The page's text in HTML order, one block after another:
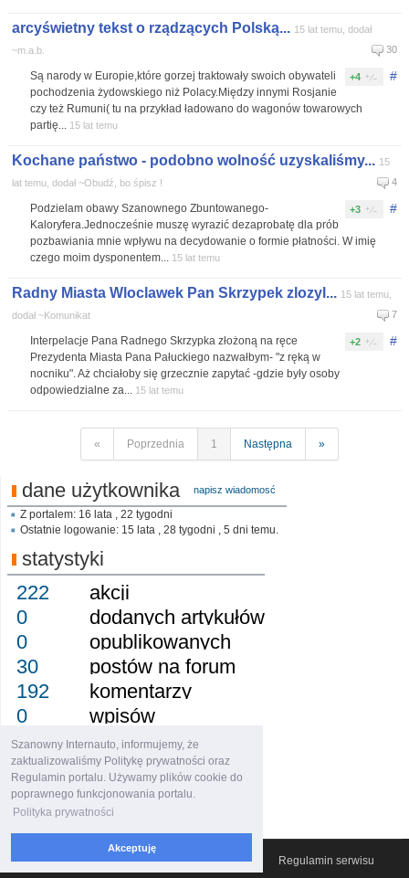
Szanowny Internauto, informujemy, że
zaktualizowaliśmy Politykę prywatności oraz
Regulamin portalu. Używamy plików cookie do
poprawnego funkcjonowania portalu.
Polityka prywatności
Akceptuję
arcyświetny tekst o rządzących Polską... 15 lat temu, dodał
~m.a.b.
30
#
+4
Są narody w Europie,które gorzej traktowały swoich obywateli
pochodzenia żydowskiego niż Polacy.Między innymi Rosjanie
czy też Rumuni( tu na przykład ładowano do wagonów towarowych
partię... 15 lat temu
Kochane państwo - podobno wolność uzyskaliśmy... 15
lat temu, dodał ~Obudź, bo śpisz !
4
#
+3
Podzielam obawy Szanownego Zbuntowanego-
Kaloryfera.Jednocześnie muszę wyrazić dezaprobatę dla prób
pozbawiania mnie wpływu na decydowanie o formie płatności. W imię
czego moim dysponentem... 15 lat temu
Radny Miasta Wloclawek Pan Skrzypek zlozyl... 15 lat temu,
dodał ~Komunikat
7
#
+2
Interpelacje Pana Radnego Skrzypka złożoną na ręce
Prezydenta Miasta Pana Pałuckiego nazwałbym- "z ręką w
nocniku". Aż chciałoby się grzecznie zapytać -gdzie były osoby
odpowiedzialne za... 15 lat temu
« Poprzednia 1 Następna »
dane użytkownika napisz wiadomosć
Z portalem: 16 lata , 22 tygodni
Ostatnie logowanie: 15 lata , 28 tygodni , 5 dni temu.
statystyki
222
akcji
0
dodanych artykułów
0
opublikowanych
30
postów na forum
192
komentarzy
0
wpisów
0
obserwujący
0
obserwowany
0
grup
0
osiągnięcie
© 2007-2026 Włocławski Portal informacyjny Regulamin serwisu